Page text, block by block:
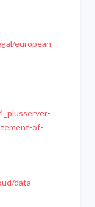
european-
of-
data-